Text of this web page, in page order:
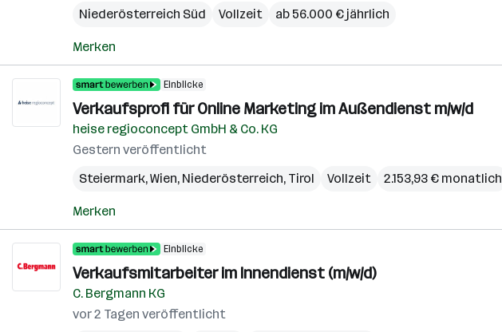
Niederösterreich Süd
Vollzeit ab 56.000 € jährlich
Merken
Einblicke
Verkaufsprofi für Online Marketing im Außendienst m/w/d
heise regioconcept GmbH & Co. KG
Gestern veröffentlicht
Steiermark,Wien, Niederösterreich, Tirol Vollzeit 2.153,93 € monatlich
Merken
Einblicke
Verkaufsmitarbeiter im Innendienst (m/w/d)
C. Bergmann KG
vor 2 Tagen veröffentlicht